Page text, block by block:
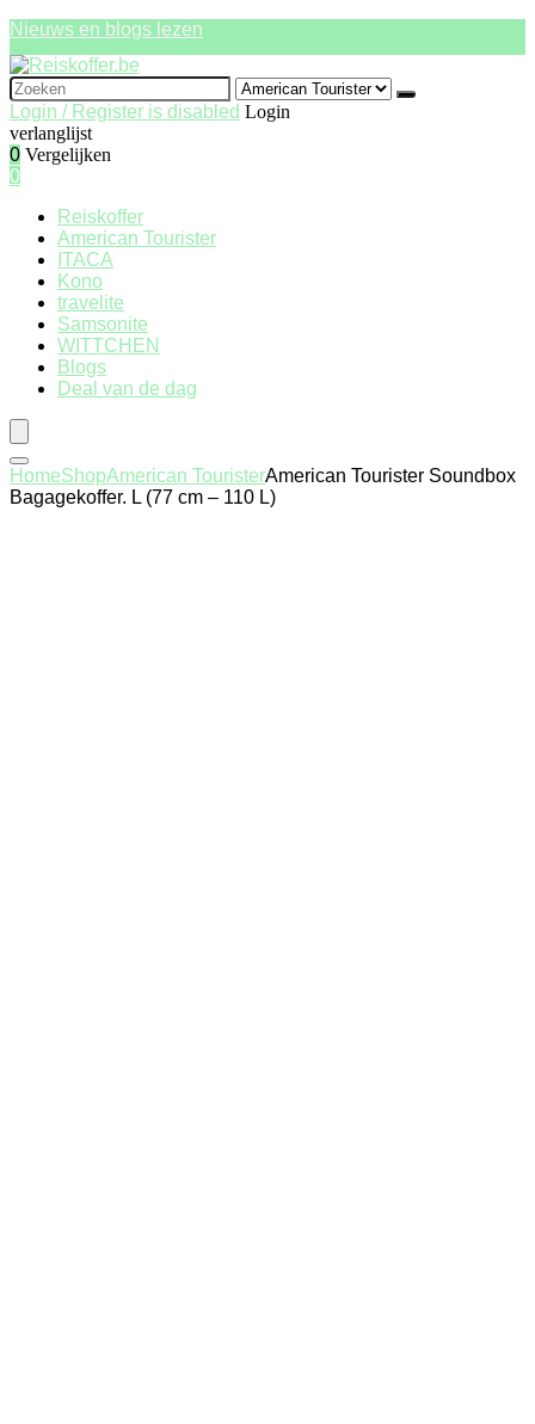
Nieuws en blogs lezen
Search
for:Login / Register is disabled Login
verlanglijst
0 Vergelijken
0
Reiskoffer
American Tourister
ITACA
Kono
travelite
Samsonite
WITTCHEN
Blogs
Deal van de dag
HomeShopAmerican TouristerAmerican Tourister Soundbox
Bagagekoffer. L (77 cm – 110 L)